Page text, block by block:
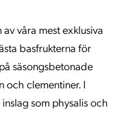
av våra mest exklusiva
basfrukterna för
säsongsbetonade
och clementiner. I
som physalis och